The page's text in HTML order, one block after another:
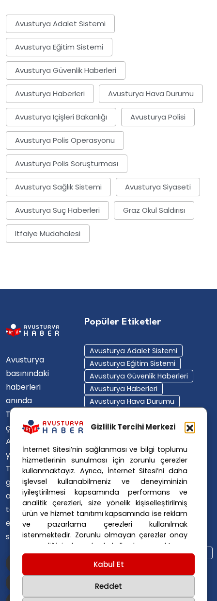
Gizlilik Tercihi Merkezi
İnternet Sitesi’nin sağlanması ve bilgi toplumu
hizmetlerinin sunulması için zorunlu çerezler
kullanmaktayız. Ayrıca, İnternet Sitesi’ni daha
işlevsel kullanabilmeniz ve deneyiminizin
iyileştirilmesi kapsamında performans ve
analitik çerezleri, size yönelik kişiselleştirilmiş
ürün ve hizmet tanıtımı kapsamında ise reklam
ve pazarlama çerezleri kullanılmak
istenmektedir. Zorunlu olmayan çerezler onay
vermediğiniz durumlarda kullanılmayacaktır.
Ayarlarınız 365 gün saklanır.
veGizlilik Politikasıiçin linklere tıklayınız.
Kabul Et
Reddet
Avusturya Adalet Sistemi
Avusturya Eğitim Sistemi
Avusturya Güvenlik Haberleri
Avusturya Haberleri Avusturya Hava Durumu
Avusturya Içişleri Bakanlığı Avusturya Polisi
Avusturya Polis Operasyonu
Avusturya Polis Soruşturması
Avusturya Sağlık Sistemi Avusturya Siyaseti
Avusturya Suç Haberleri Graz Okul Saldırısı
Itfaiye Müdahalesi
Avusturya
basınındaki
haberleri
anında
Türkçe'ye
çevirerek,
Avusturya'da
yaşayan
Türklerin ülke
gündemini
ana dillerinde
takip
etmelerini
sağlıyoruz.
Popüler Etiketler
Avusturya Adalet Sistemi
Avusturya Eğitim Sistemi
Avusturya Güvenlik Haberleri
Avusturya Haberleri
Avusturya Hava Durumu
Avusturya Polisi
Avusturya Polis Soruşturması
Avusturya Sağlık Sistemi
Avusturya Siyaseti
Avusturya Suç Haberleri
Avusturya Trafik Haberleri
Donald Trump
FPÖ
Graz Okul Saldırısı
Internet Dolandırıcılığı
Itfaiye Müdahalesi
Viyana Polisi
Viyana Suç Haberleri